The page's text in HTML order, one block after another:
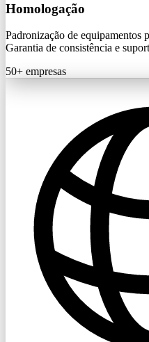
Homologação
Padronização de equipamentos
Garantia de consistência e
50+ empresas